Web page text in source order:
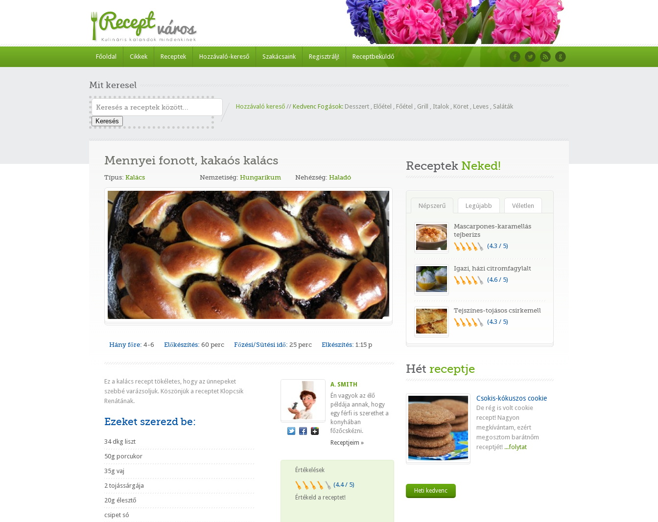
Főoldal Cikkek Receptek Hozzávaló-kereső Szakácsaink Regisztrálj! Receptbeküldő
Mit keresel
Keresés
Hozzávaló kereső // Kedvenc Fogások: Desszert , Előétel , Főétel , Grill , Italok , Köret , Leves , Saláták
Mennyei fonott, kakaós kalács
Típus: Kalács Nemzetiség: Hungarikum Nehézség: Haladó
Hány főre: 4-6 Előkészítés: 60 perc Főzési/Sütési idő: 25 perc Elkészítés: 1:15 p
Ez a kalács recept tökéletes, hogy az ünnepeket
szebbé varázsoljuk. Köszönjük a receptet Klopcsik
Renátának.
Ezeket szerezd be:
34 dkg liszt
50g porcukor
35g vaj
2 tojássárgája
20g élesztő
csipet só
A. SMITH
Én vagyok az élő
példája annak, hogy
egy férfi is szerethet a
konyhában
főzőcskézni.
Receptjeim »
Értékelések
(4.4 / 5)
Értékeld a receptet!
Receptek Neked!
Népszerű Legújabb Véletlen
Mascarpones-karamellás
tejberizs
(4.3 / 5)
Igazi, házi citromfagylalt
(4.6 / 5)
Tejszínes-tojásos csirkemell
(4.3 / 5)
Hét receptje
Csokis-kókuszos cookie
De rég is volt cookie
recept! Nagyon
megkívántam, ezért
megosztom barátnőm
receptjét! ...folytat
Heti kedvenc